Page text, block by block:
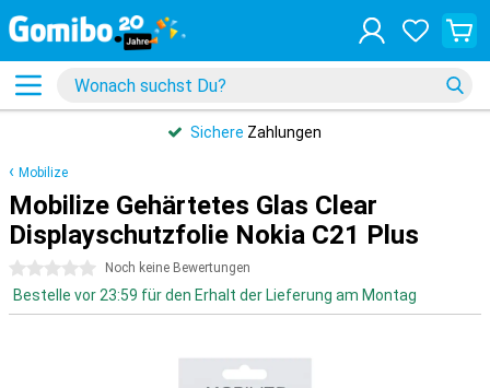
Sichere Zahlungen
Mobilize
Mobilize Gehärtetes Glas Clear
Displayschutzfolie Nokia C21 Plus
0 Sterne Noch keine Bewertungen
Bestelle vor 23:59 für den Erhalt der Lieferung am Montag